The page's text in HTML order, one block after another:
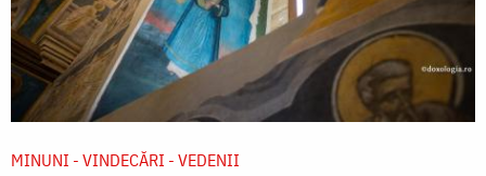
MINUNI - VINDECĂRI - VEDENII